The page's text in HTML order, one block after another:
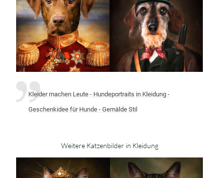
Kleider machen Leute - Hundeportraits in Kleidung -
Geschenkidee für Hunde - Gemälde Stil
Weitere Katzenbilder in Kleidung